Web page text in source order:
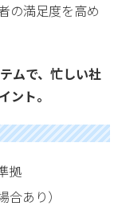
の満足度を高め
ムで、忙しい社
ント。
拠
あり）